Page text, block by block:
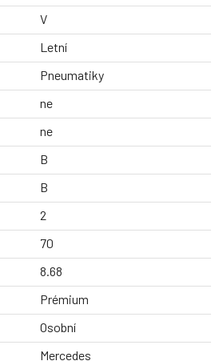
V
Letní
Pneumatiky
ne
ne
B
B
2
70
8.68
Prémium
Osobní
Mercedes